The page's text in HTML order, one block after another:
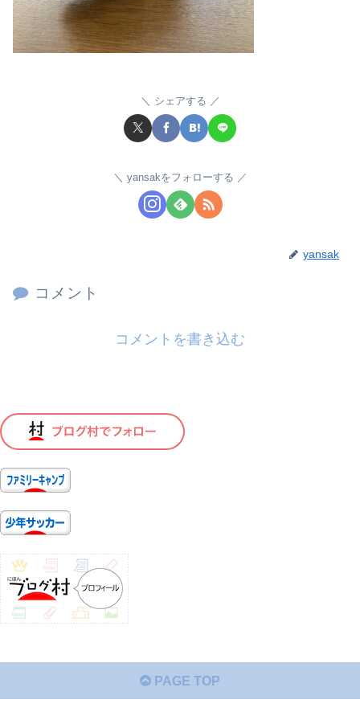
シェアする
yansakをフォローする
yansak
コメント
コメントを書き込む
PAGE TOP